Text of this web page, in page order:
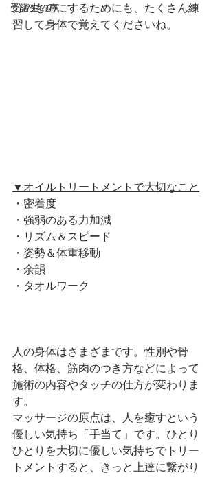
受講生の声
分のものにするためにも、たくさん練
習して身体で覚えてくださいね。
▼オイルトリートメントで大切なこと
・密着度
・強弱のある力加減
・リズム＆スピード
・姿勢＆体重移動
・余韻
・タオルワーク
人の身体はさまざまです。性別や骨
格、体格、筋肉のつき方などによって
施術の内容やタッチの仕方が変わりま
す。
マッサージの原点は、人を癒すという
優しい気持ち「手当て」です。ひとり
ひとりを大切に優しい気持ちでトリー
トメントすると、きっと上達に繋がり